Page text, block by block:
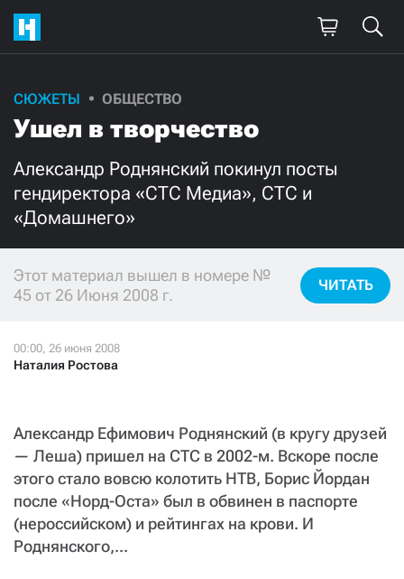
СЮЖЕТЫ ОБЩЕСТВО
Ушел в творчество
Александр Роднянский покинул посты
гендиректора «СТС Медиа», СТС и
«Домашнего»
Этот материал вышел в номере №
45 от 26 Июня 2008 г.
ЧИТАТЬ
Наталия Ростова
Александр Ефимович Роднянский (в кругу друзей
— Леша) пришел на СТС в 2002-м. Вскоре после
этого стало вовсю колотить НТВ, Борис Йордан
после «Норд-Оста» был в обвинен в паспорте
(нероссийском) и рейтингах на крови. И
Роднянского,...
Поддержите
нашу работу!
Ежемесячно Разово
3000
500
Нажимая кнопку «Стать соучастником»,
ПОДЕЛИТЬСЯ С ДРУЗЬЯМИ
Если у вас есть вопросы, пишите donate@novayagazeta.ruили
звоните:
+7 (929) 612-03-68